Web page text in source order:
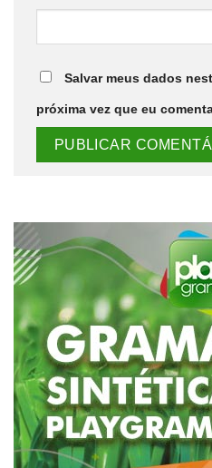
Salvar meus dados
próxima vez que eu